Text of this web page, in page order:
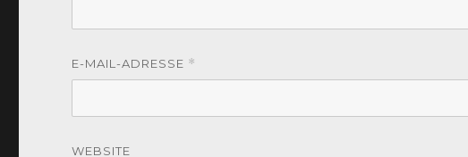
E-MAIL-ADRESSE *
WEBSITE